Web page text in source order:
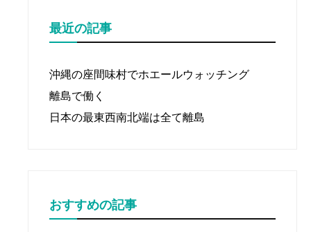
最近の記事
沖縄の座間味村でホエールウォッチング
離島で働く
日本の最東西南北端は全て離島
おすすめの記事